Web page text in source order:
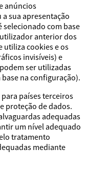
anúncios
sua apresentação
selecionado com base
anterior dos
utiliza cookies e os
invisíveis) e
ser utilizadas
na configuração).
países terceiros
proteção de dados.
adequadas
um nível adequado
tratamento
mediante